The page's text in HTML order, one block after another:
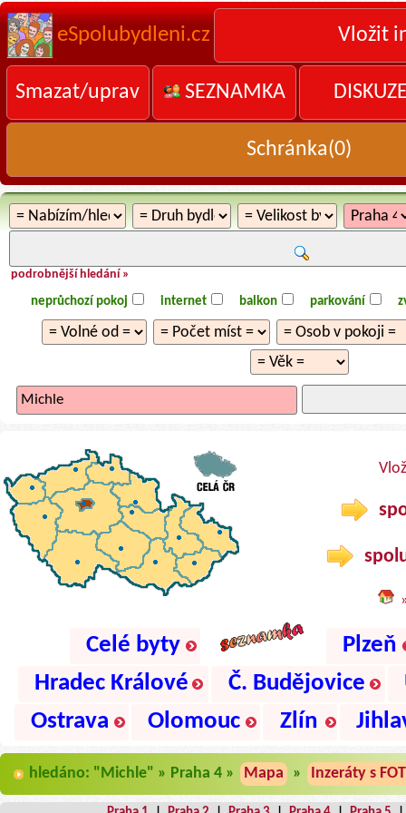
eSpolubydleni.cz Vložit
Smazat/uprav SEZNAMKA
Schránka(0)
podrobnější hledání »
neprůchozí pokoj internet balkon parkování
Celé byty
Plzeň
Hradec Králové
Č. Budějovice
Ostrava
Olomouc Zlín
hledáno: "Michle" » Praha 4 » Mapa » Inzeráty s